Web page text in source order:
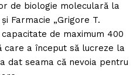
de biologie moleculară la
Farmacie „Grigore T.
capacitate de maximum 400
care a început să lucreze la
dat seama că nevoia pentru